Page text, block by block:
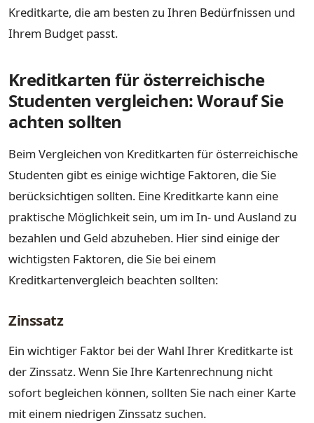
Kreditkarte, die am besten zu Ihren Bedürfnissen und
Ihrem Budget passt.
Kreditkarten für österreichische
Studenten vergleichen: Worauf Sie
achten sollten
Beim Vergleichen von Kreditkarten für österreichische
Studenten gibt es einige wichtige Faktoren, die Sie
berücksichtigen sollten. Eine Kreditkarte kann eine
praktische Möglichkeit sein, um im In- und Ausland zu
bezahlen und Geld abzuheben. Hier sind einige der
wichtigsten Faktoren, die Sie bei einem
Kreditkartenvergleich beachten sollten:
Zinssatz
Ein wichtiger Faktor bei der Wahl Ihrer Kreditkarte ist
der Zinssatz. Wenn Sie Ihre Kartenrechnung nicht
sofort begleichen können, sollten Sie nach einer Karte
mit einem niedrigen Zinssatz suchen.